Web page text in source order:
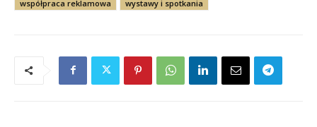
współpraca reklamowa
wystawy i spotkania